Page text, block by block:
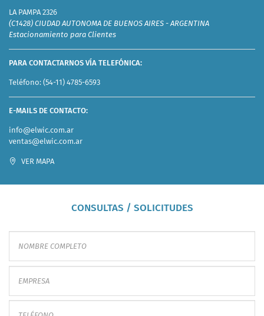
LA PAMPA 2326
(C1428) CIUDAD AUTONOMA DE BUENOS AIRES - ARGENTINA
Estacionamiento para Clientes
PARA CONTACTARNOS VÍA TELEFÓNICA:
Teléfono:(54-11) 4785-6593
E-MAILS DE CONTACTO:
info@elwic.com.ar
ventas@elwic.com.ar
VER MAPA
CONSULTAS / SOLICITUDES